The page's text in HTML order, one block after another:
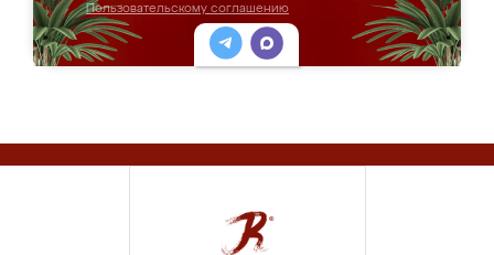
Пользовательскому соглашению